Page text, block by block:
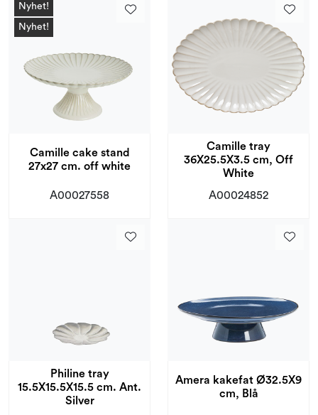
Nyhet!
Nyhet!
Camille cake stand
27x27 cm. off white
A00027558
Camille tray
36X25.5X3.5 cm, Off
White
A00024852
Philine tray
15.5X15.5X15.5 cm. Ant.
Silver
Amera kakefat Ø32.5X9
cm, Blå